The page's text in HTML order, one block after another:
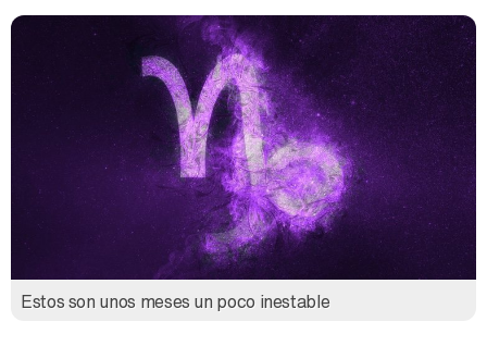
Estos son unos meses un poco inestable